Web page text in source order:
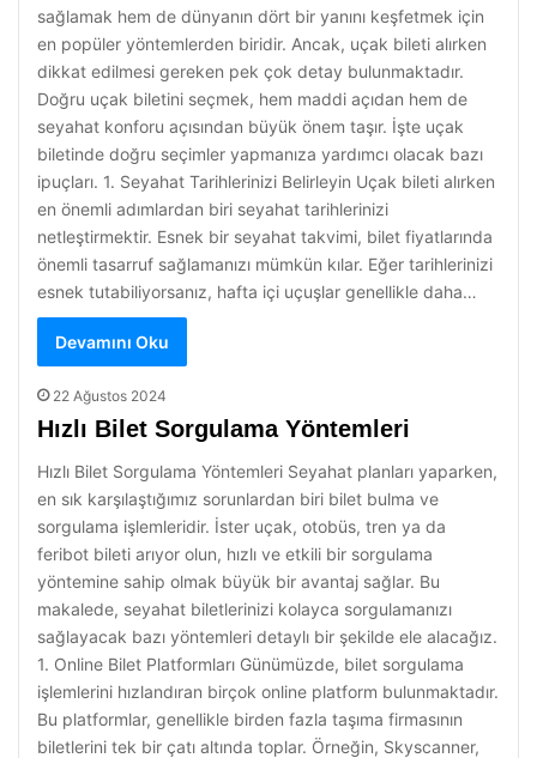
sağlamak hem de dünyanın dört bir yanını keşfetmek için
en popüler yöntemlerden biridir. Ancak, uçak bileti alırken
dikkat edilmesi gereken pek çok detay bulunmaktadır.
Doğru uçak biletini seçmek, hem maddi açıdan hem de
seyahat konforu açısından büyük önem taşır. İşte uçak
biletinde doğru seçimler yapmanıza yardımcı olacak bazı
ipuçları. 1. Seyahat Tarihlerinizi Belirleyin Uçak bileti alırken
en önemli adımlardan biri seyahat tarihlerinizi
netleştirmektir. Esnek bir seyahat takvimi, bilet fiyatlarında
önemli tasarruf sağlamanızı mümkün kılar. Eğer tarihlerinizi
esnek tutabiliyorsanız, hafta içi uçuşlar genellikle daha…
Devamını Oku
22 Ağustos 2024
Hızlı Bilet Sorgulama Yöntemleri
Hızlı Bilet Sorgulama Yöntemleri Seyahat planları yaparken,
en sık karşılaştığımız sorunlardan biri bilet bulma ve
sorgulama işlemleridir. İster uçak, otobüs, tren ya da
feribot bileti arıyor olun, hızlı ve etkili bir sorgulama
yöntemine sahip olmak büyük bir avantaj sağlar. Bu
makalede, seyahat biletlerinizi kolayca sorgulamanızı
sağlayacak bazı yöntemleri detaylı bir şekilde ele alacağız.
1. Online Bilet Platformları Günümüzde, bilet sorgulama
işlemlerini hızlandıran birçok online platform bulunmaktadır.
Bu platformlar, genellikle birden fazla taşıma firmasının
biletlerini tek bir çatı altında toplar. Örneğin, Skyscanner,